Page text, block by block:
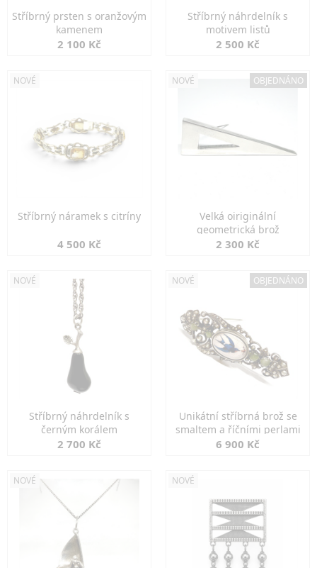
Stříbrný prsten s oranžovým
kamenem
2 100 Kč
Stříbrný náhrdelník s
motivem listů
2 500 Kč
NOVÉ
Stříbrný náramek s citríny
4 500 Kč
NOVÉ OBJEDNÁNO
Velká oiriginální
geometrická brož
2 300 Kč
NOVÉ
Stříbrný náhrdelník s
černým korálem
2 700 Kč
NOVÉ OBJEDNÁNO
Unikátní stříbrná brož se
smaltem a říčními perlami
6 900 Kč
NOVÉ NOVÉ